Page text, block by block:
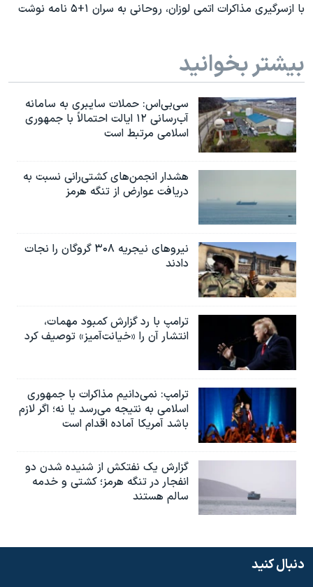
با ازسرگیری مذاکرات اتمی لوزان، روحانی به سران ۱+۵ نامه نوشت
بیشتر بخوانید
سی‌بی‌اس: حملات سایبری به سامانه
آب‌رسانی ۱۲ ایالت احتمالاً با جمهوری
اسلامی مرتبط است
هشدار انجمن‌های کشتی‌رانی نسبت به
دریافت عوارض از تنگه هرمز
نیروهای نیجریه‌ ۳۰۸ گروگان را نجات
دادند
ترامپ با رد گزارش کمبود مهمات،
انتشار آن را «خیانت‌آمیز» توصیف کرد
ترامپ: نمی‌دانیم مذاکرات با جمهوری
اسلامی به نتیجه می‌رسد یا نه؛ اگر لازم
باشد آمریکا آماده اقدام است
گزارش یک نفتکش از شنیده شدن دو
انفجار در تنگه هرمز؛ کشتی و خدمه
سالم هستند
دنبال کنید